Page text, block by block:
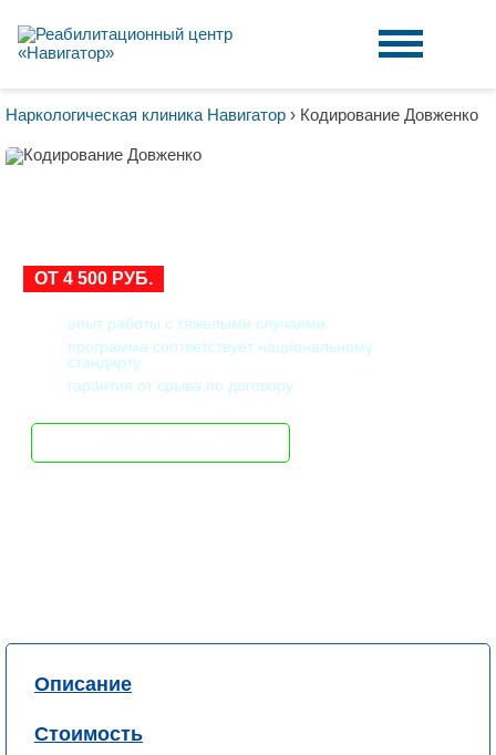
Наркологическая клиника Навигатор › Кодирование Довженко
ОТ 4 500 РУБ.
опыт работы с тяжелыми случаями
программа соответствует национальному
стандарту
гарантия от срыва по договору
Описание
Стоимость